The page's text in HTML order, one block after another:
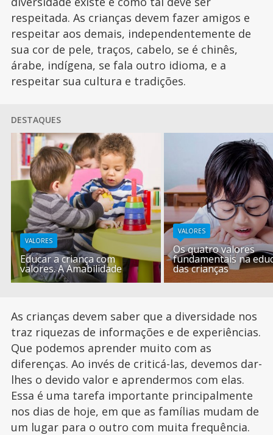
respeitada. As crianças devem fazer amigos e
respeitar aos demais, independentemente de
sua cor de pele, traços, cabelo, se é chinês,
árabe, indígena, se fala outro idioma, e a
respeitar sua cultura e tradições.
DESTAQUES
VALORES
Educar a criança com
valores. A Amabilidade
VALORES
Os quatro valores
fundamentais na
das crianças
As crianças devem saber que a diversidade nos
traz riquezas de informações e de experiências.
Que podemos aprender muito com as
diferenças. Ao invés de criticá-las, devemos dar-
lhes o devido valor e aprendermos com elas.
Essa é uma tarefa importante principalmente
nos dias de hoje, em que as famílias mudam de
um lugar para o outro com muita frequência.